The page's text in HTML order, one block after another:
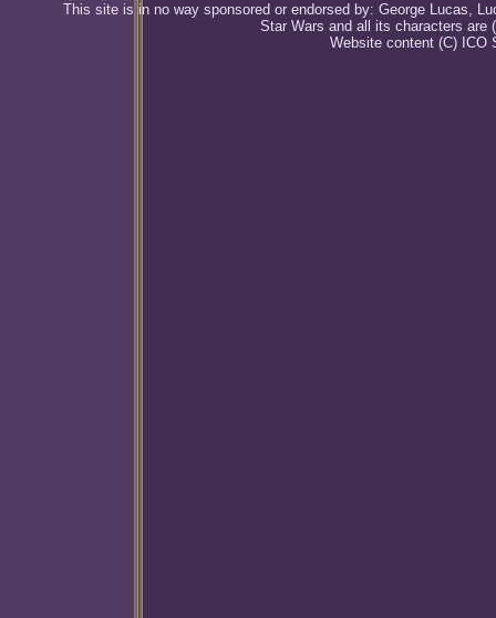
This site is in no way sponsored or endorsed by: George Lucas,
Star Wars and all its characters are
Website content (C) ICO